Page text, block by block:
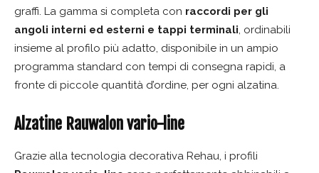
graffi. La gamma si completa con raccordi per gli
angoli interni ed esterni e tappi terminali, ordinabili
insieme al profilo più adatto, disponibile in un ampio
programma standard con tempi di consegna rapidi, a
fronte di piccole quantità d’ordine, per ogni alzatina.
Alzatine Rauwalon vario-line
Grazie alla tecnologia decorativa Rehau, i profili